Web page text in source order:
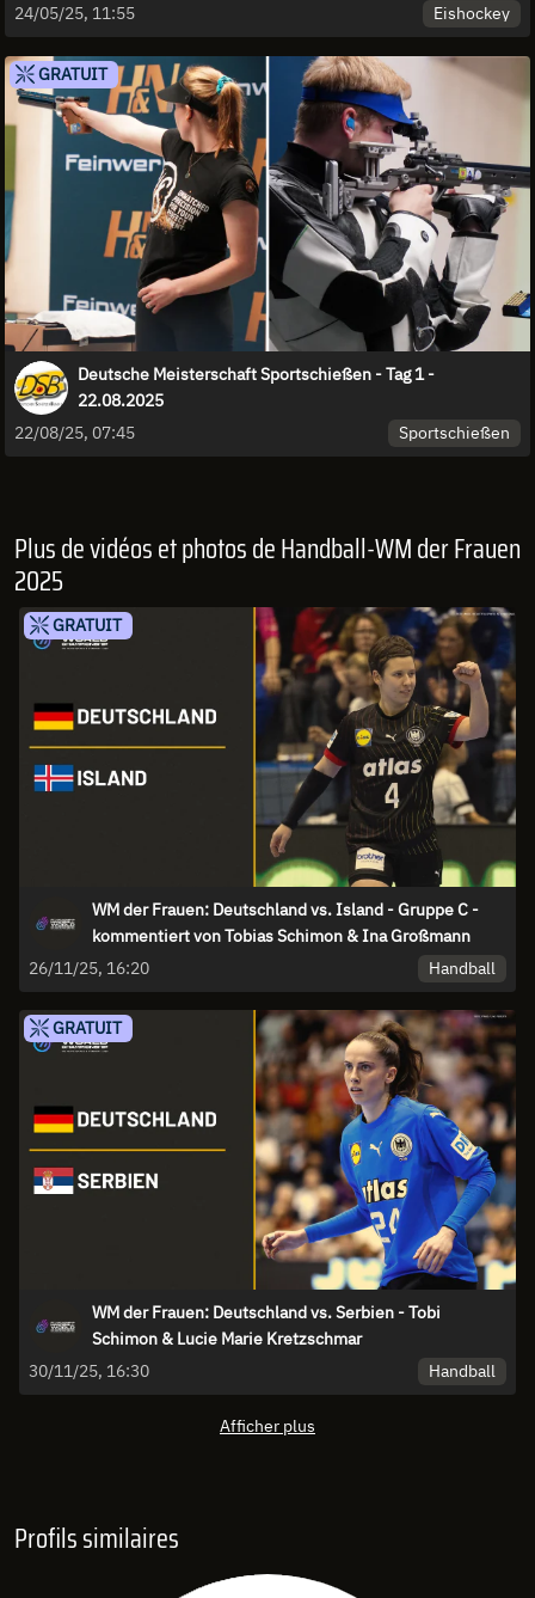
24/05/25, 11:55
Eishockey
GRATUIT
Deutsche Meisterschaft Sportschießen - Tag 1 -
22.08.2025
22/08/25, 07:45
Sportschießen
Plus de vidéos et photos de Handball-WM der Frauen
2025
GRATUIT
WM der Frauen: Deutschland vs. Island - Gruppe C -
kommentiert von Tobias Schimon & Ina Großmann
26/11/25, 16:20
Handball
GRATUIT
WM der Frauen: Deutschland vs. Serbien - Tobi
Schimon & Lucie Marie Kretzschmar
30/11/25, 16:30
Handball
Afficher plus
Profils similaires